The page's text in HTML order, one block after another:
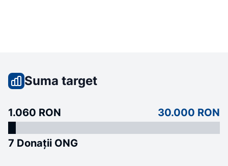
Suma target
1.060 RON 30.000 RON
7 Donații ONG